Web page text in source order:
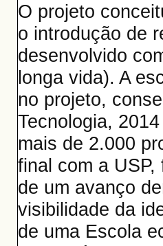
O projeto
o introdução de
desenvolvido
longa vida). A
no projeto,
Tecnologia,
mais de 2.000
final com a
de um avanço
visibilidade da
de uma Escola